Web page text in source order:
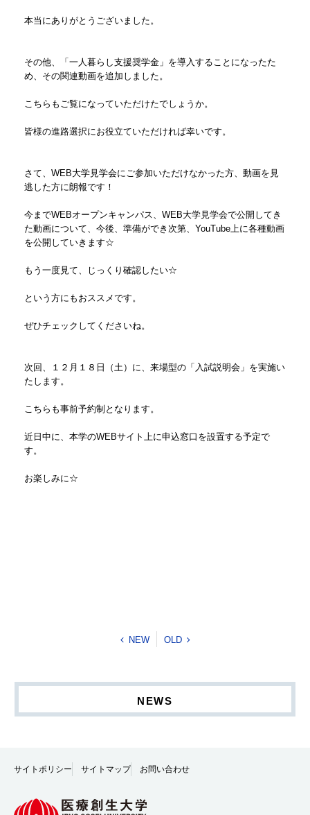
本当にありがとうございました。
その他、「一人暮らし支援奨学金」を導入することになったた
め、その関連動画を追加しました。
こちらもご覧になっていただけたでしょうか。
皆様の進路選択にお役立ていただければ幸いです。
さて、WEB大学見学会にご参加いただけなかった方、動画を見
逃した方に朗報です！
今までWEBオープンキャンパス、WEB大学見学会で公開してき
た動画について、今後、準備ができ次第、YouTube上に各種動画
を公開していきます☆
もう一度見て、じっくり確認したい☆
という方にもおススメです。
ぜひチェックしてくださいね。
次回、１２月１８日（土）に、来場型の「入試説明会」を実施い
たします。
こちらも事前予約制となります。
近日中に、本学のWEBサイト上に申込窓口を設置する予定で
す。
お楽しみに☆
NEW OLD
NEWS
サイトポリシー サイトマップ お問い合わせ